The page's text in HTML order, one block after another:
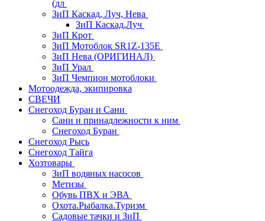
(дл
ЗиП Каскад, Луч, Нева
ЗиП Каскад,Луч
ЗиП Крот
ЗиП Мотоблок SR1Z-135E
ЗиП Нева (ОРИГИНАЛ)
ЗиП Урал
ЗиП Чемпион мотоблоки
Мотоодежда, экипировка
СВЕЧИ
Снегоход Буран и Сани
Сани и принадлежности к ним
Снегоход Буран
Снегоход Рысь
Снегоход Тайга
Хозтовары
ЗиП водяных насосов
Метизы
Обувь ПВХ и ЭВА
Охота.Рыбалка.Туризм
Садовые тачки и ЗиП